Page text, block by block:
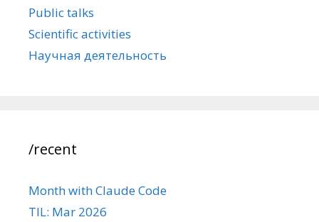
Public talks
Scientific activities
Научная деятельность
/recent
Month with Claude Code
TIL: Mar 2026